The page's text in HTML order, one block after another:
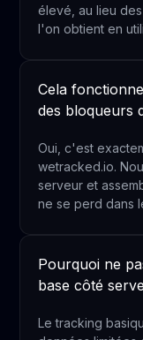
élevé, au lieu
l'on obtient en
Cela
des bloqueurs
Oui, c'est
wetracked.io.
serveur et
ne se perd dans
Pourquoi ne
base côté
Le tracking